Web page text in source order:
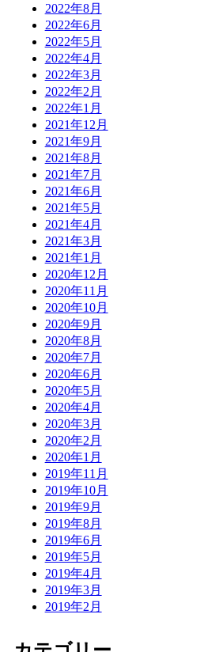
2022年8月
2022年6月
2022年5月
2022年4月
2022年3月
2022年2月
2022年1月
2021年12月
2021年9月
2021年8月
2021年7月
2021年6月
2021年5月
2021年4月
2021年3月
2021年1月
2020年12月
2020年11月
2020年10月
2020年9月
2020年8月
2020年7月
2020年6月
2020年5月
2020年4月
2020年3月
2020年2月
2020年1月
2019年11月
2019年10月
2019年9月
2019年8月
2019年6月
2019年5月
2019年4月
2019年3月
2019年2月